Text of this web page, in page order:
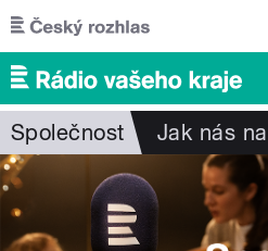
Přejít k hlavnímu obsahu
Společnost Jak nás